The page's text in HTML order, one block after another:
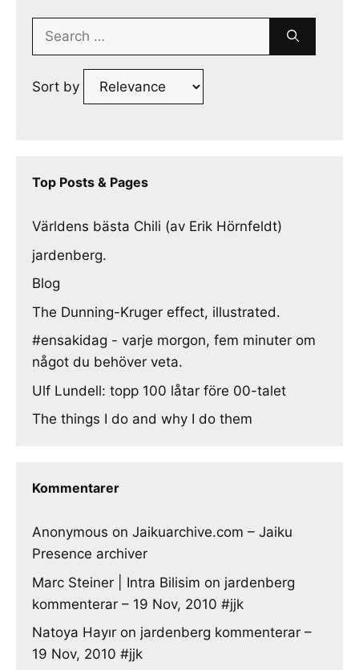
Search
Sort by
Top Posts & Pages
Världens bästa Chili (av Erik Hörnfeldt)
jardenberg.
Blog
The Dunning-Kruger effect, illustrated.
#ensakidag - varje morgon, fem minuter om
något du behöver veta.
Ulf Lundell: topp 100 låtar före 00-talet
The things I do and why I do them
Kommentarer
Anonymous on Jaikuarchive.com – Jaiku
Presence archiver
Marc Steiner | Intra Bilisim on jardenberg
kommenterar – 19 Nov, 2010 #jjk
Natoya Hayır on jardenberg kommenterar –
19 Nov, 2010 #jjk